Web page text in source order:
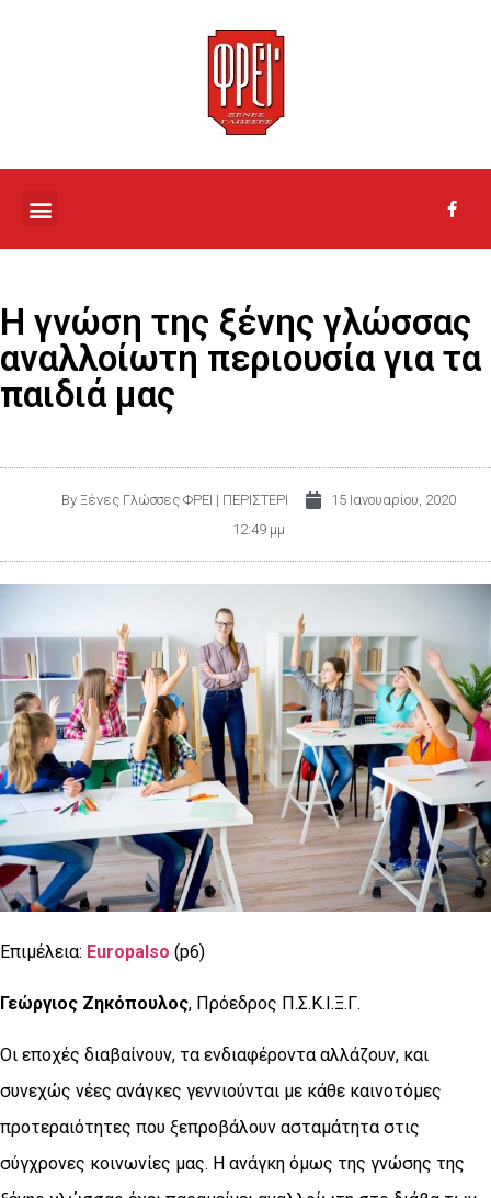
Η γνώση της ξένης γλώσσας
αναλλοίωτη περιουσία για τα
παιδιά μας
By Ξένες Γλώσσες ΦΡΕΙ | ΠΕΡΙΣΤΕΡΙ
15 Ιανουαρίου, 2020
12:49 μμ
Επιμέλεια: Europalso (p6)
Γεώργιος Ζηκόπουλος, Πρόεδρος Π.Σ.Κ.Ι.Ξ.Γ.
Οι εποχές διαβαίνουν, τα ενδιαφέροντα αλλάζουν, και
συνεχώς νέες ανάγκες γεννιούνται με κάθε καινοτόμες
προτεραιότητες που ξεπροβάλουν ασταμάτητα στις
σύγχρονες κοινωνίες μας. Η ανάγκη όμως της γνώσης της